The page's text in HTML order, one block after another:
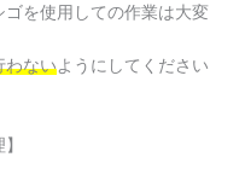
を使用しての作業は大変
わないようにしてください